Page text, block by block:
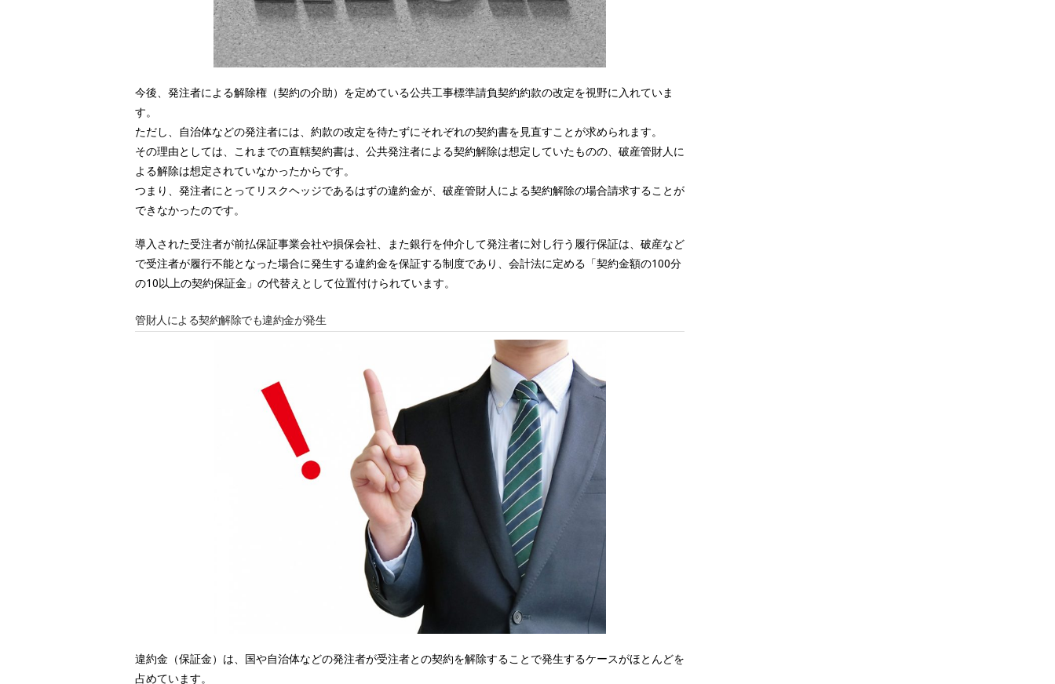
今後、発注者による解除権（契約の介助）を定めている公共工事標準請負契約約款の改定を視野に入れていま
す。
ただし、自治体などの発注者には、約款の改定を待たずにそれぞれの契約書を見直すことが求められます。
その理由としては、これまでの直轄契約書は、公共発注者による契約解除は想定していたものの、破産管財人に
よる解除は想定されていなかったからです。
つまり、発注者にとってリスクヘッジであるはずの違約金が、破産管財人による契約解除の場合請求することが
できなかったのです。
導入された受注者が前払保証事業会社や損保会社、また銀行を仲介して発注者に対し行う履行保証は、破産など
で受注者が履行不能となった場合に発生する違約金を保証する制度であり、会計法に定める「契約金額の100分
の10以上の契約保証金」の代替えとして位置付けられています。
管財人による契約解除でも違約金が発生
違約金（保証金）は、国や自治体などの発注者が受注者との契約を解除することで発生するケースがほとんどを
占めています。